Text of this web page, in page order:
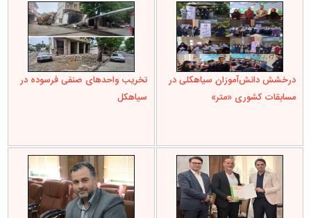
درخشش دانش‌آموزان سیاهکلی در
مسابقات کشوری «متر»
تخریب واحدهای صنفی فرسوده در
سیاهکل